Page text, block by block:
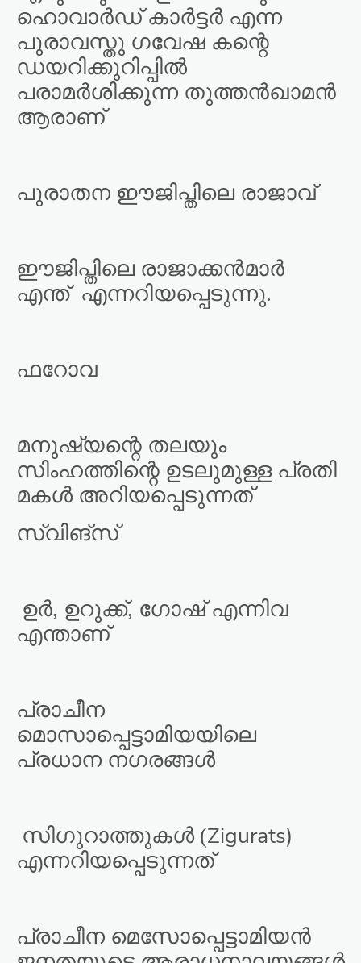
ഹൊവാർഡ് കാർട്ടർ എന്ന
പുരാവസ്തു ഗവേഷ കന്റെ
ഡയറിക്കുറിപ്പിൽ
പരാമർശിക്കുന്ന തുത്തൻഖാമൻ
ആരാണ്
പുരാതന ഈജിപ്തിലെ രാജാവ്
ഈജിപ്തിലെ രാജാക്കൻമാർ
എന്ത് എന്നറിയപ്പെടുന്നു.
ഫറോവ
മനുഷ്യന്റെ തലയും
സിംഹത്തിന്റെ ഉടലുമുള്ള പ്രതി
മകൾ അറിയപ്പെടുന്നത്
സ്വിങ്സ്
ഉർ, ഉറുക്ക്, ഗോഷ് എന്നിവ
എന്താണ്
പ്രാചീന
മൊസാപ്പെട്ടാമിയയിലെ
പ്രധാന നഗരങ്ങൾ
സിഗുറാത്തുകൾ (Zigurats)
എന്നറിയപ്പെടുന്നത്
പ്രാചീന മെസോപ്പെട്ടാമിയൻ